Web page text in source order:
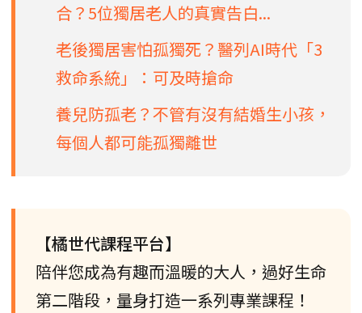
合？5位獨居老人的真實告白...
老後獨居害怕孤獨死？醫列AI時代「3
救命系統」：可及時搶命
養兒防孤老？不管有沒有結婚生小孩，
每個人都可能孤獨離世
【橘世代課程平台】
陪伴您成為有趣而溫暖的大人，過好生命
第二階段，量身打造一系列專業課程！